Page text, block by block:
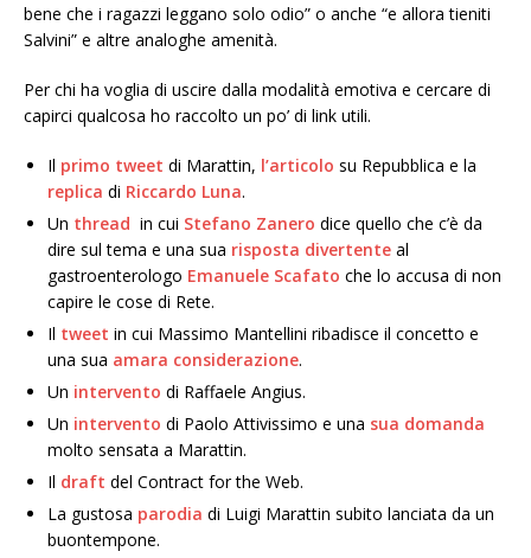
bene che i ragazzi leggano solo odio” o anche “e allora tieniti
Salvini” e altre analoghe amenità.
Per chi ha voglia di uscire dalla modalità emotiva e cercare di
capirci qualcosa ho raccolto un po’ di link utili.
Il primo tweet di Marattin, l’articolo su Repubblica e la
replica di Riccardo Luna.
Un thread in cui Stefano Zanero dice quello che c’è da
dire sul tema e una sua risposta divertente al
gastroenterologo Emanuele Scafato che lo accusa di non
capire le cose di Rete.
Il tweet in cui Massimo Mantellini ribadisce il concetto e
una sua amara considerazione.
Un intervento di Raffaele Angius.
Un intervento di Paolo Attivissimo e una sua domanda
molto sensata a Marattin.
Il draft del Contract for the Web.
La gustosa parodia di Luigi Marattin subito lanciata da un
buontempone.